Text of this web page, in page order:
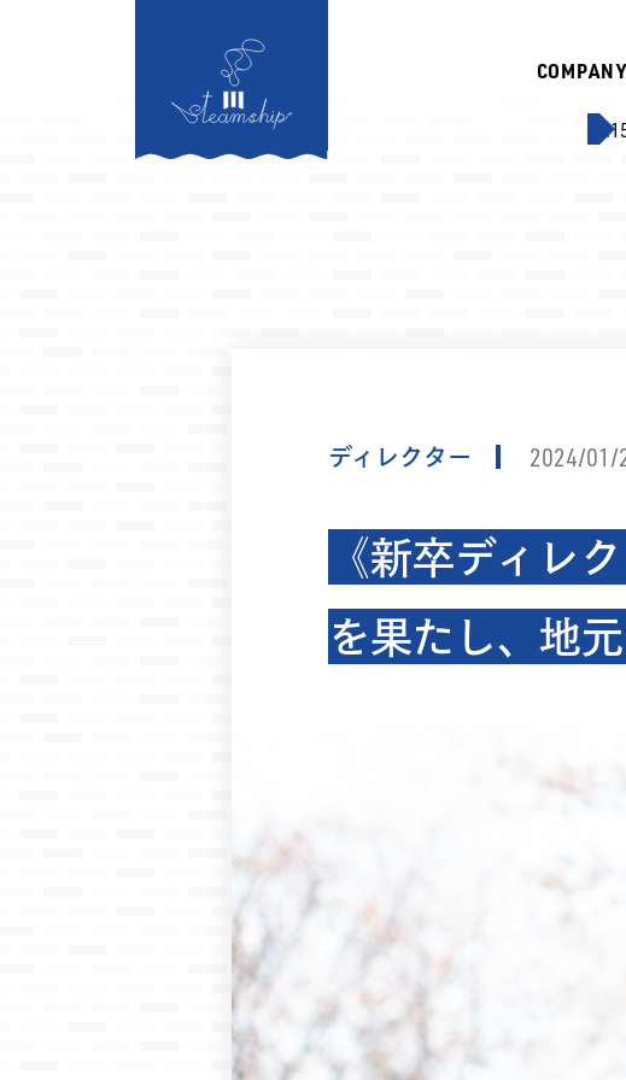
COMPANY
2026.08.06 ... 【放映情報】8/6（木）18:15～
ディレクター 2024/01/
《新卒ディレ
を果たし、地